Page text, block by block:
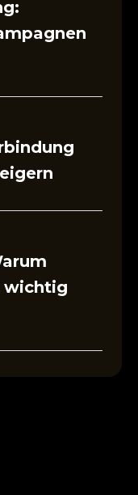
wichtig